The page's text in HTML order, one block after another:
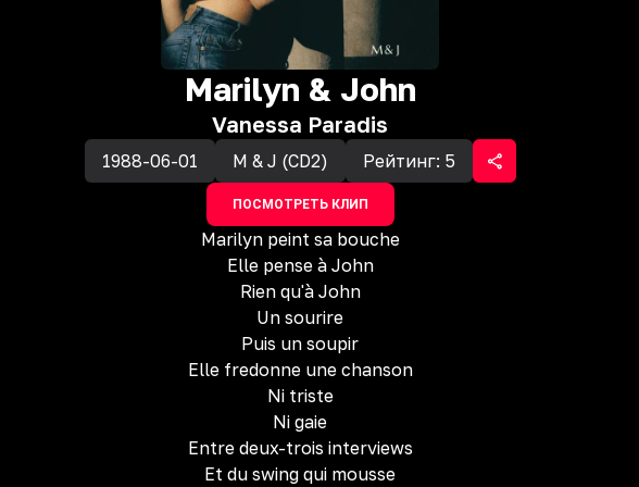
Marilyn & John
Vanessa Paradis
1988-06-01 M & J (CD2) Рейтинг: 5
ПОСМОТРЕТЬ КЛИП
Marilyn peint sa bouche
Elle pense à John
Rien qu'à John
Un sourire
Puis un soupir
Elle fredonne une chanson
Ni triste
Ni gaie
Entre deux-trois interviews
Et du swing qui mousse